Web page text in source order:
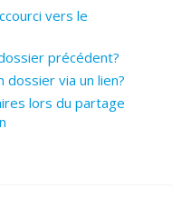
vers le
précédent?
via un lien?
lors du partage